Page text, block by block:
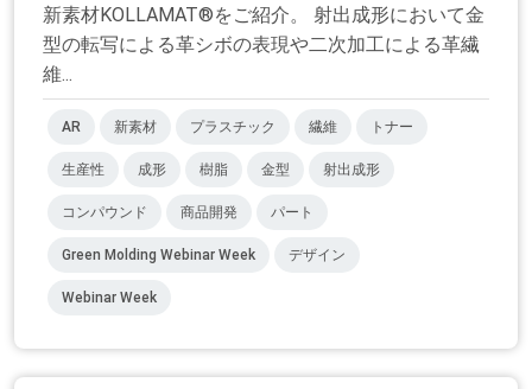
新素材KOLLAMAT®をご紹介。 射出成形において金
型の転写による革シボの表現や二次加工による革繊
維...
AR 新素材 プラスチック 繊維 トナー
生産性 成形 樹脂 金型 射出成形
コンパウンド 商品開発 パート
Green Molding Webinar Week デザイン
Webinar Week